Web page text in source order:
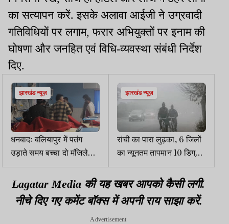
का सत्यापन करें. इसके अलावा आईजी ने उग्रवादी
गतिविधियों पर लगाम, फरार अभियुक्तों पर इनाम की
घोषणा और जनहित एवं विधि-व्यवस्था संबंधी निर्देश
दिए.
झारखंड न्यूज़
धनबादः बलियापुर में पतंग
उड़ाते समय बच्चा दो मंजिले
मकान से गिरा, हालत गंभीर
झारखंड न्यूज़
रांची का पारा लुढ़का, 6 जिलों
का न्यूनतम तापमान 10 डिग्री
से नीचे
Lagatar Media की यह खबर आपको कैसी लगी.
नीचे दिए गए कमेंट बॉक्स में अपनी राय साझा करें.
Advertisement